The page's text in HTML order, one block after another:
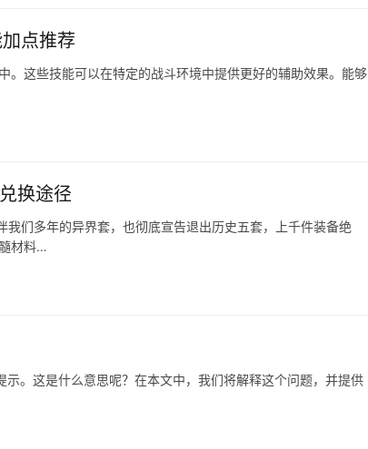
点推荐
这些技能可以在特定的战斗环境中提供更好的辅助效果。能够
换途径
们多年的异界套，也彻底宣告退出历史五套，上千件装备绝
材料…
。这是什么意思呢？在本文中，我们将解释这个问题，并提供